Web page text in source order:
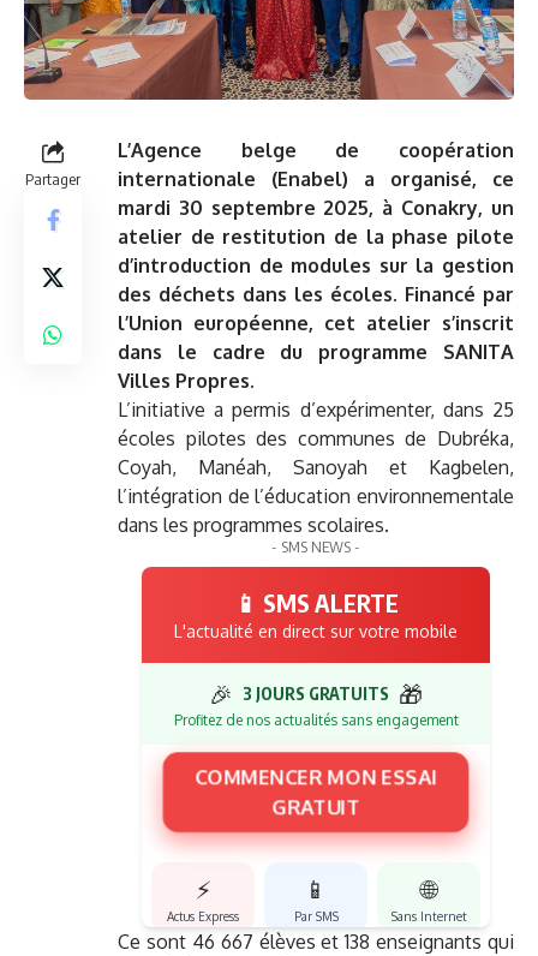
Partager
L’Agence belge de coopération
internationale (Enabel) a organisé, ce
mardi 30 septembre 2025, à Conakry, un
atelier de restitution de la phase pilote
d’introduction de modules sur la gestion
des déchets dans les écoles. Financé par
l’Union européenne, cet atelier s’inscrit
dans le cadre du programme SANITA
Villes Propres.
L’initiative a permis d’expérimenter, dans 25
écoles pilotes des communes de Dubréka,
Coyah, Manéah, Sanoyah et Kagbelen,
l’intégration de l’éducation environnementale
dans les programmes scolaires.
- SMS NEWS -
📱 SMS ALERTE
L'actualité en direct sur votre mobile
🎉 3 JOURS GRATUITS 🎁
Profitez de nos actualités sans engagement
COMMENCER MON ESSAI
GRATUIT
⚡
Actus Express
📱
Par SMS
🌐
Sans Internet
Ce sont 46 667 élèves et 138 enseignants qui